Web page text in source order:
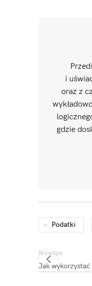
i
oraz z
gdzie
Podatki
Nowsze
Jak wykorzystać